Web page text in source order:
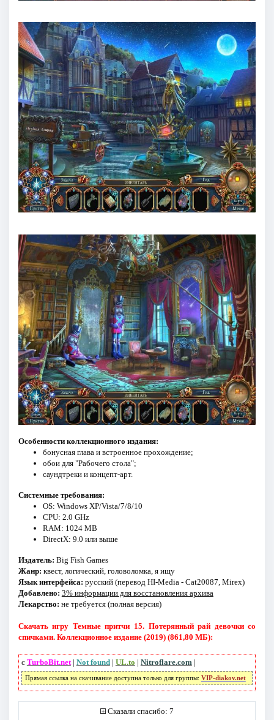
Особенности коллекционного издания:
бонусная глава и встроенное прохождение;
обои для "Рабочего стола";
саундтреки и концепт-арт.
Системные требования:
OS: Windows XP/Vista/7/8/10
CPU: 2.0 GHz
RAM: 1024 MB
DirectX: 9.0 или выше
Издатель: Big Fish Games
Жанр: квест, логический, головоломка, я ищу
Язык интерфейса: русский (перевод HI-Media - Cat20087, Mirex)
Добавлено: 3% информации для восстановления архива
Лекарство: не требуется (полная версия)
Скачать игру Темные притчи 15. Потерянный рай девочки со
спичками. Коллекционное издание (2019) (861,80 МБ):
с TurboBit.net| Not found| UL.to | Nitroflare.com |
Прямая ссылка на скачивание доступна только для группы: VIP-diakov.net
Сказали спасибо: 7